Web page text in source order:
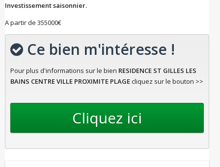
Investissement saisonnier.
A partir de 355000€
Ce bien m'intéresse !
Pour plus d'informations sur le bien RESIDENCE ST GILLES LES
BAINS CENTRE VILLE PROXIMITE PLAGEcliquez sur le bouton >>